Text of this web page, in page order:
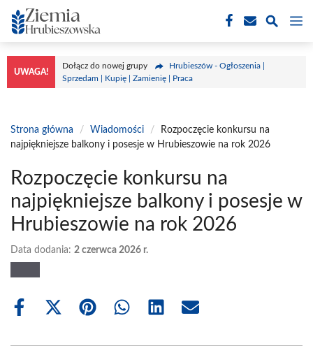
Przejdź
do
treści
UWAGA!
Dołącz do nowej grupy
Hrubieszów - Ogłoszenia |
Sprzedam | Kupię | Zamienię | Praca
Strona główna / Wiadomości /
Rozpoczęcie konkursu na
najpiękniejsze balkony i posesje w Hrubieszowie na rok 2026
Rozpoczęcie konkursu na
najpiękniejsze balkony i posesje w
Hrubieszowie na rok 2026
Data dodania: 2 czerwca 2026 r.
Share
Share
(Twitter)
Share Share Share Share